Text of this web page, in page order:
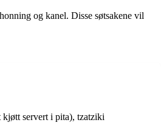
og kanel. Disse søtsakene vil
servert i pita), tzatziki